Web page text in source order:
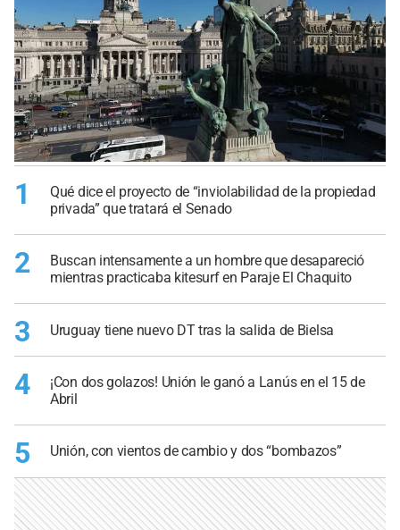
1
Qué dice el proyecto de “inviolabilidad de la propiedad
privada” que tratará el Senado
2
Buscan intensamente a un hombre que desapareció
mientras practicaba kitesurf en Paraje El Chaquito
3 Uruguay tiene nuevo DT tras la salida de Bielsa
4
¡Con dos golazos! Unión le ganó a Lanús en el 15 de
Abril
5 Unión, con vientos de cambio y dos “bombazos”